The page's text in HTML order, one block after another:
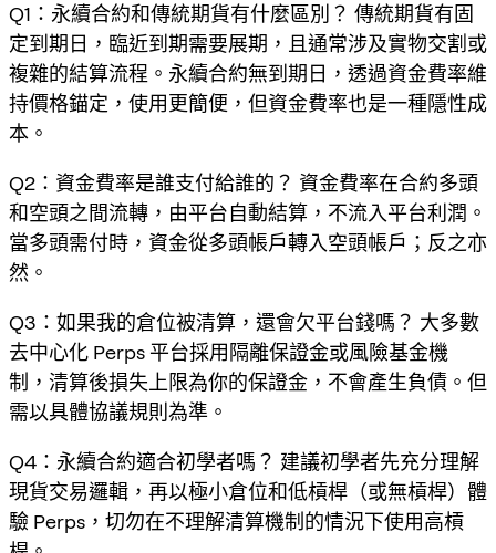
Q1：永續合約和傳統期貨有什麼區別？ 傳統期貨有固
定到期日，臨近到期需要展期，且通常涉及實物交割或
複雜的結算流程。永續合約無到期日，透過資金費率維
持價格錨定，使用更簡便，但資金費率也是一種隱性成
本。
Q2：資金費率是誰支付給誰的？ 資金費率在合約多頭
和空頭之間流轉，由平台自動結算，不流入平台利潤。
當多頭需付時，資金從多頭帳戶轉入空頭帳戶；反之亦
然。
Q3：如果我的倉位被清算，還會欠平台錢嗎？ 大多數
去中心化 Perps 平台採用隔離保證金或風險基金機
制，清算後損失上限為你的保證金，不會產生負債。但
需以具體協議規則為準。
Q4：永續合約適合初學者嗎？ 建議初學者先充分理解
現貨交易邏輯，再以極小倉位和低槓桿（或無槓桿）體
驗 Perps，切勿在不理解清算機制的情況下使用高槓